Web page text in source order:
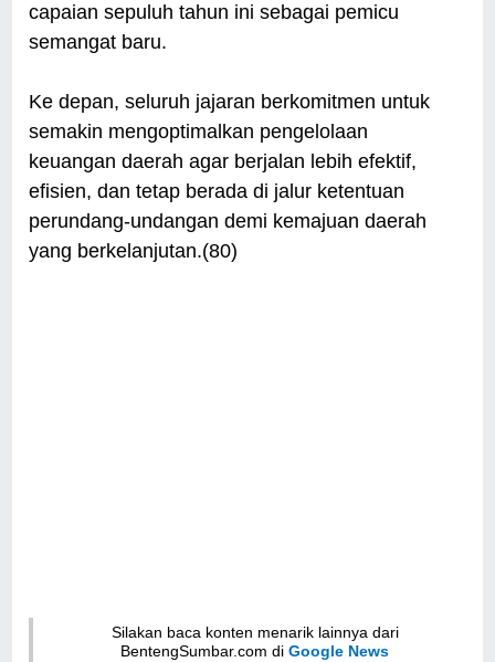
capaian sepuluh tahun ini sebagai pemicu
semangat baru.
Ke depan, seluruh jajaran berkomitmen untuk
semakin mengoptimalkan pengelolaan
keuangan daerah agar berjalan lebih efektif,
efisien, dan tetap berada di jalur ketentuan
perundang-undangan demi kemajuan daerah
yang berkelanjutan.(80)
Silakan baca konten menarik lainnya dari
BentengSumbar.com diGoogle News